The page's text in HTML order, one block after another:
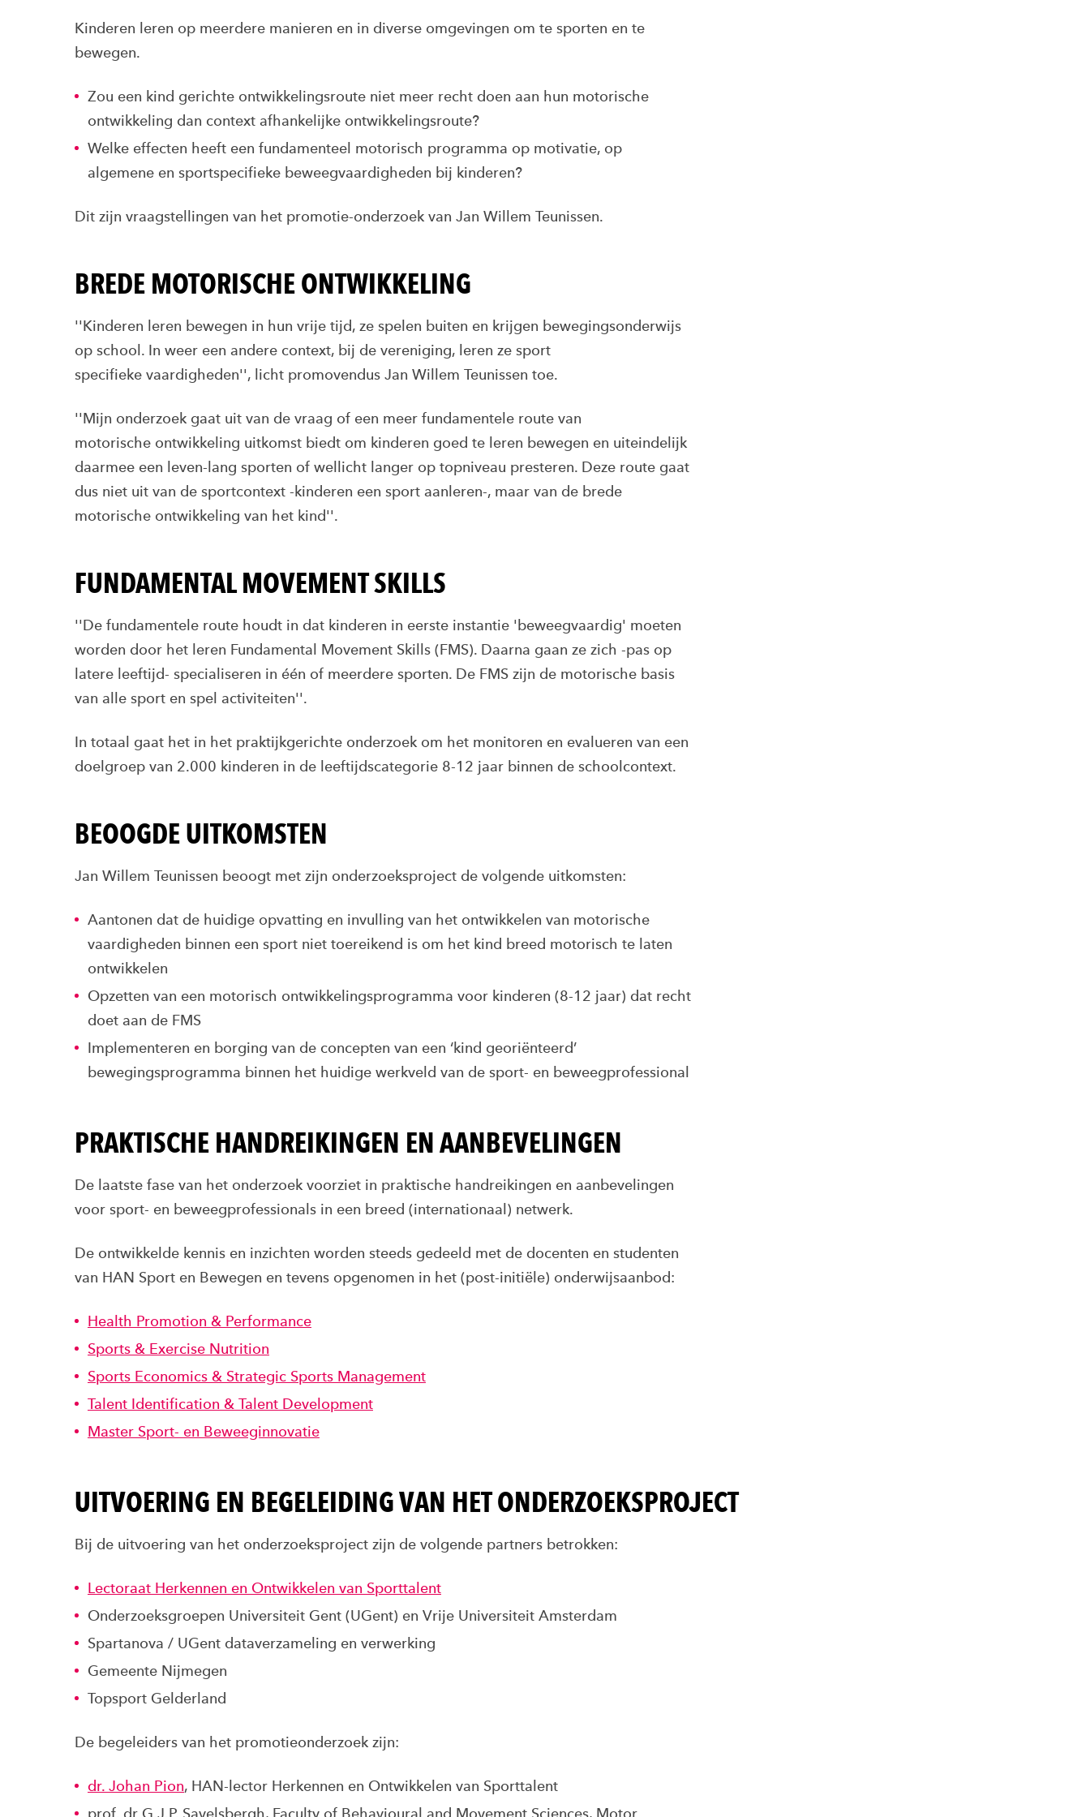
Kinderen leren op meerdere manieren en in diverse omgevingen om te sporten en te
bewegen.
Zou een kind gerichte ontwikkelingsroute niet meer recht doen aan hun motorische
ontwikkeling dan context afhankelijke ontwikkelingsroute?
Welke effecten heeft een fundamenteel motorisch programma op motivatie, op
algemene en sportspecifieke beweegvaardigheden bij kinderen?
Dit zijn vraagstellingen van het promotie-onderzoek van Jan Willem Teunissen.
BREDE MOTORISCHE ONTWIKKELING
''Kinderen leren bewegen in hun vrije tijd, ze spelen buiten en krijgen bewegingsonderwijs
op school. In weer een andere context, bij de vereniging, leren ze sport
specifieke vaardigheden'', licht promovendus Jan Willem Teunissen toe.
''Mijn onderzoek gaat uit van de vraag of een meer fundamentele route van
motorische ontwikkeling uitkomst biedt om kinderen goed te leren bewegen en uiteindelijk
daarmee een leven-lang sporten of wellicht langer op topniveau presteren. Deze route gaat
dus niet uit van de sportcontext -kinderen een sport aanleren-, maar van de brede
motorische ontwikkeling van het kind''.
FUNDAMENTAL MOVEMENT SKILLS
''De fundamentele route houdt in dat kinderen in eerste instantie 'beweegvaardig' moeten
worden door het leren Fundamental Movement Skills (FMS). Daarna gaan ze zich -pas op
latere leeftijd- specialiseren in één of meerdere sporten. De FMS zijn de motorische basis
van alle sport en spel activiteiten''.
In totaal gaat het in het praktijkgerichte onderzoek om het monitoren en evalueren van een
doelgroep van 2.000 kinderen in de leeftijdscategorie 8-12 jaar binnen de schoolcontext.
BEOOGDE UITKOMSTEN
Jan Willem Teunissen beoogt met zijn onderzoeksproject de volgende uitkomsten:
Aantonen dat de huidige opvatting en invulling van het ontwikkelen van motorische
vaardigheden binnen een sport niet toereikend is om het kind breed motorisch te laten
ontwikkelen
Opzetten van een motorisch ontwikkelingsprogramma voor kinderen (8-12 jaar) dat recht
doet aan de FMS
Implementeren en borging van de concepten van een ‘kind georiënteerd’
bewegingsprogramma binnen het huidige werkveld van de sport- en beweegprofessional
PRAKTISCHE HANDREIKINGEN EN AANBEVELINGEN
De laatste fase van het onderzoek voorziet in praktische handreikingen en aanbevelingen
voor sport- en beweegprofessionals in een breed (internationaal) netwerk.
De ontwikkelde kennis en inzichten worden steeds gedeeld met de docenten en studenten
van HAN Sport en Bewegen en tevens opgenomen in het (post-initiële) onderwijsaanbod:
Health Promotion & Performance
Sports & Exercise Nutrition
Sports Economics & Strategic Sports Management
Talent Identification & Talent Development
Master Sport- en Beweeginnovatie
UITVOERING EN BEGELEIDING VAN HET ONDERZOEKSPROJECT
Bij de uitvoering van het onderzoeksproject zijn de volgende partners betrokken:
Lectoraat Herkennen en Ontwikkelen van Sporttalent
Onderzoeksgroepen Universiteit Gent (UGent) en Vrije Universiteit Amsterdam
Spartanova / UGent dataverzameling en verwerking
Gemeente Nijmegen
Topsport Gelderland
De begeleiders van het promotieonderzoek zijn:
dr. Johan Pion, HAN-lector Herkennen en Ontwikkelen van Sporttalent
prof. dr G.J.P. Savelsbergh, Faculty of Behavioural and Movement Sciences, Motor